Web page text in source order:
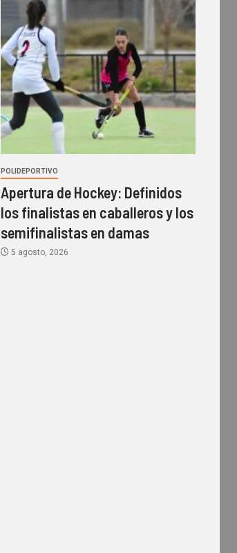
POLIDEPORTIVO
Apertura de Hockey: Definidos
los finalistas en caballeros y los
semifinalistas en damas
5 agosto, 2026